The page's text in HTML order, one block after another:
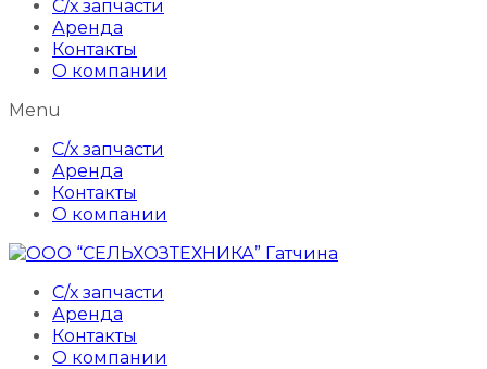
С/х запчасти
Аренда
Контакты
О компании
Menu
С/х запчасти
Аренда
Контакты
О компании
С/х запчасти
Аренда
Контакты
О компании